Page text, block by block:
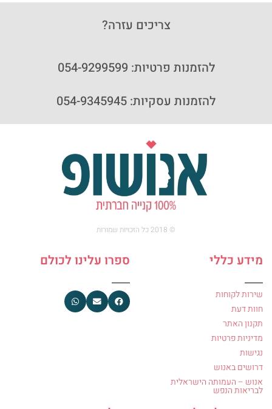
צריכים עזרה?
להזמנות פרטיות: 054-9299599
להזמנות עסקיות: 054-9345945
© 2018 כל הזכויות שמורות
מידע כללי
שירות לקוחות
חוות דעת
תקנון האתר
מדיניות פרטיות
נגישות
דרושים באנוש
אנוש – העמותה הישראלית
לבריאות הנפש
ספרו עלינו לכולם